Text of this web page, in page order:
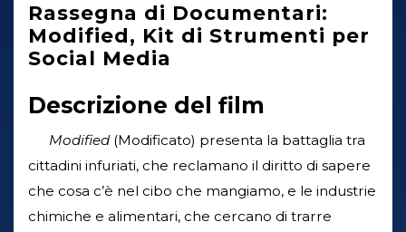
Rassegna di Documentari:
Modified, Kit di Strumenti per
Social Media
Descrizione del film
Modified(Modificato) presenta la battaglia tra
cittadini infuriati, che reclamano il diritto di sapere
che cosa c’è nel cibo che mangiamo, e le industrie
chimiche e alimentari, che cercano di trarre